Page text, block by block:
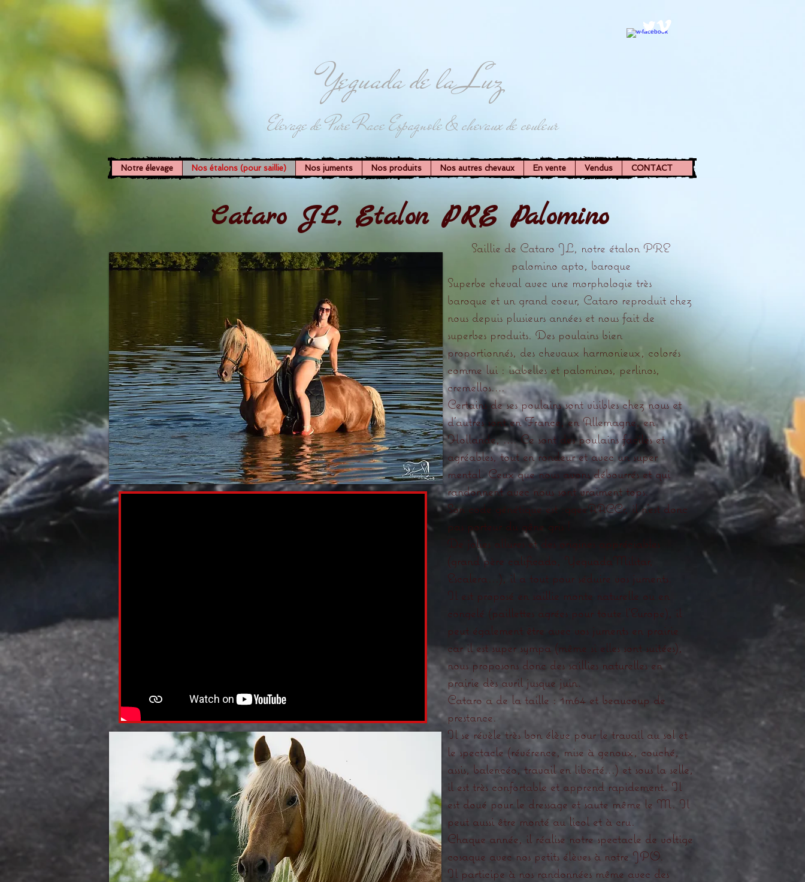
Yeguada de la Luz
Elevage de Pure Race Espagnole & chevaux de couleur
Notre élevage Nos étalons (pour saillie) Nos juments Nos produits Nos autres chevaux En vente Vendus CONTACT
Cataro JL, Etalon PRE Palomino
Saillie de Cataro JL, notre étalon PRE
palomino apto, baroque
Superbe cheval avec une morphologie très
baroque et un grand coeur, Cataro reproduit chez
nous depuis plusieurs années et nous fait de
superbes produits. Des poulains bien
proportionnés, des chevaux harmonieux, colorés
comme lui : isabelles et palominos, perlinos,
cremellos….
Certains de ses poulains sont visibles chez nous et
d’autres sont en France, en Allemagne, en
Hollande, …. Ce sont des poulains faciles et
agréables, tout en rondeur et avec un super
mental. Ceux que nous avons débourrés et qui
randonnent avec nous sont vraiment tops.
Son code génétique est :ggeeAACCr, il n’est donc
pas porteur du gêne gris !
De jolies allures et des origines appréciables
(grand père calificado, YeguadaMilitar,
Escalera...), il a tout pour séduire vos juments.
Il est proposé en saillie monte naturelle ou en
congelé (paillettes agrées pour toute l'Europe), il
peut également être avec vos juments en prairie
car il est super sympa (même si elles sont suitées),
nous proposons donc des saillies naturelles en
prairie dès avril jusque juin.
Cataro a de la taille : 1m64 et beaucoup de
prestance.
Il se révèle très bon élève pour le travail au sol et
le spectacle (révérence, mise à genoux, couché,
assis, balencéo, travail en liberté...) et sous la selle,
il est très confortable et apprend rapidement. Il
est doué pour le dressage et saute même le M. Il
peut aussi être monté au licol et à cru.
Chaque année, il réalise notre spectacle de voltige
cosaque avec nos petits élèves à notre JPO.
Il participe à nos randonnées même avec des